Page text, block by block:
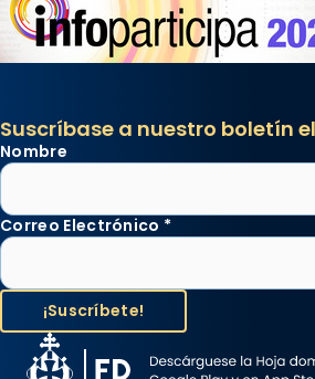
Suscríbase a nuestro boletín
Nombre
Correo Electrónico *